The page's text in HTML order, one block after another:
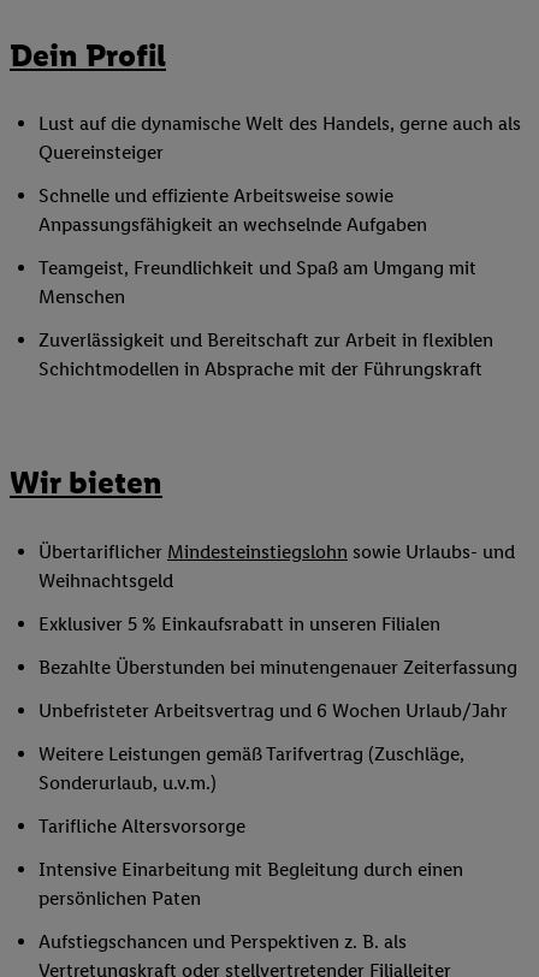
Dein Profil
Lust auf die dynamische Welt des Handels, gerne auch als
Quereinsteiger
Schnelle und effiziente Arbeitsweise sowie
Anpassungsfähigkeit an wechselnde Aufgaben
Teamgeist, Freundlichkeit und Spaß am Umgang mit
Menschen
Zuverlässigkeit und Bereitschaft zur Arbeit in flexiblen
Schichtmodellen in Absprache mit der Führungskraft
Wir bieten
Übertariflicher Mindesteinstiegslohn sowie Urlaubs- und
Weihnachtsgeld
Exklusiver 5 % Einkaufsrabatt in unseren Filialen
Bezahlte Überstunden bei minutengenauer Zeiterfassung
Unbefristeter Arbeitsvertrag und 6 Wochen Urlaub/Jahr
Weitere Leistungen gemäß Tarifvertrag (Zuschläge,
Sonderurlaub, u.v.m.)
Tarifliche Altersvorsorge
Intensive Einarbeitung mit Begleitung durch einen
persönlichen Paten
Aufstiegschancen und Perspektiven z. B. als
Vertretungskraft oder stellvertretender Filialleiter